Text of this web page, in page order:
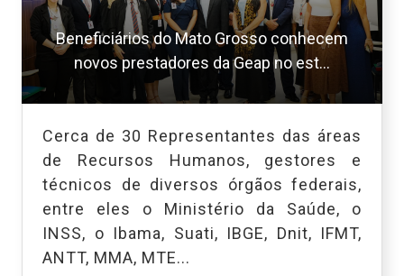
Beneficiários do Mato Grosso conhecem
novos prestadores da Geap no est...
Cerca de 30 Representantes das áreas
de Recursos Humanos, gestores e
técnicos de diversos órgãos federais,
entre eles o Ministério da Saúde, o
INSS, o Ibama, Suati, IBGE, Dnit, IFMT,
ANTT, MMA, MTE...